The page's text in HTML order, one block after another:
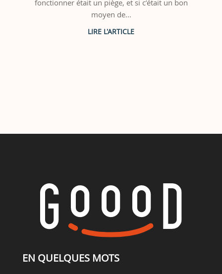
fonctionner était un piège, et si c’était un bon
moyen de...
EN QUELQUES MOTS